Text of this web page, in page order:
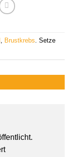
, Brustkrebs. Setze